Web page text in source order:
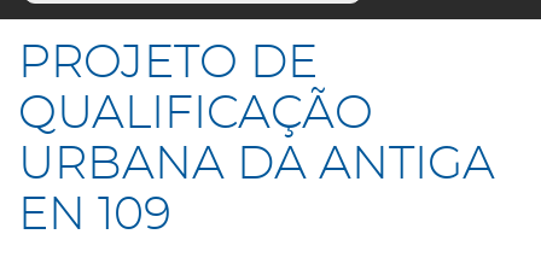
PROJETO DE
QUALIFICAÇÃO
URBANA DA ANTIGA
EN 109